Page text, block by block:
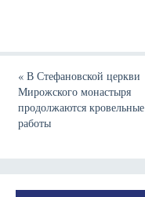
«В Стефановской церкви
Мирожского монастыря
продолжаются кровельные
работы